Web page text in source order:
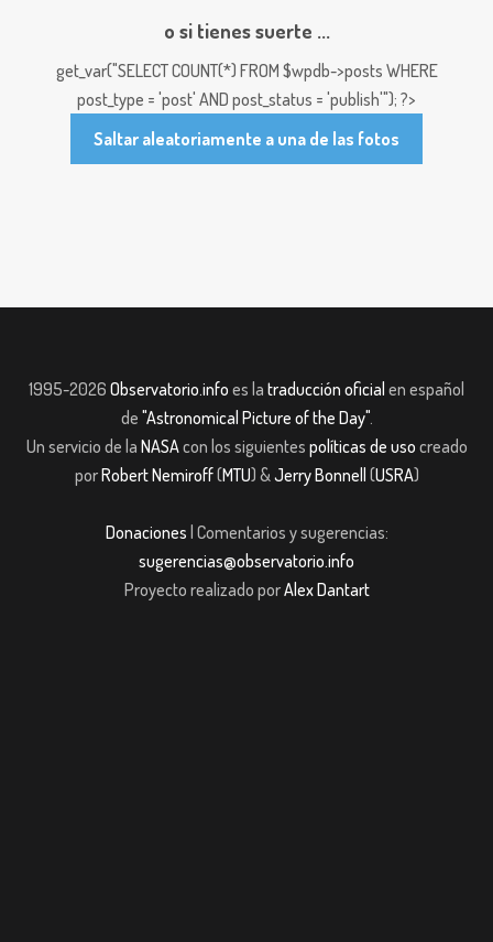
o si tienes suerte ...
get_var("SELECT COUNT(*) FROM $wpdb->posts WHERE
post_type = 'post' AND post_status = 'publish'"); ?>
Saltar aleatoriamente a una de las fotos
1995-2026 Observatorio.info es la traducción oficial en español
de "Astronomical Picture of the Day".
Un servicio de la NASAcon los siguientes políticas de uso creado
porRobert Nemiroff(MTU) &Jerry Bonnell (USRA)
Donaciones | Comentarios y sugerencias:
sugerencias@observatorio.info
Proyecto realizado porAlex Dantart